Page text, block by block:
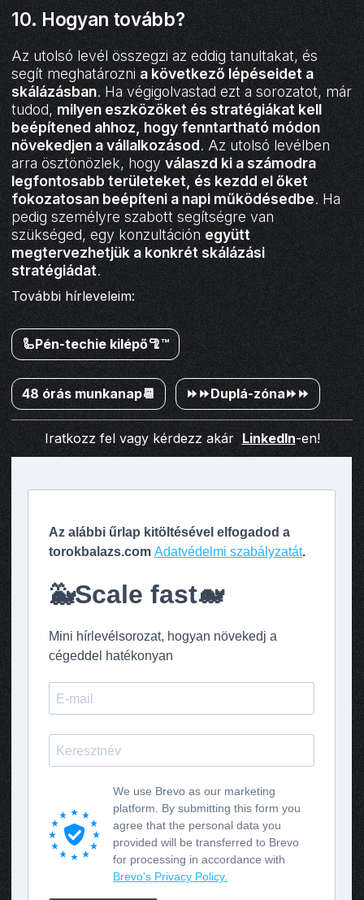
10. Hogyan tovább?
Az utolsó levél összegzi az eddig tanultakat, és
segít meghatározni a következő lépéseidet a
skálázásban. Ha végigolvastad ezt a sorozatot, már
tudod, milyen eszközöket és stratégiákat kell
beépítened ahhoz, hogy fenntartható módon
növekedjen a vállalkozásod. Az utolsó levélben
arra ösztönözlek, hogyválaszd ki a számodra
legfontosabb területeket, és kezdd el őket
fokozatosan beépíteni a napi működésedbe. Ha
pedig személyre szabott segítségre van
szükséged, egy konzultáción együtt
megtervezhetjük a konkrét skálázási
stratégiádat.
További hírleveleim:
🦾Pén-techie kilépő🦿™
48 órás munkanap📆 ⏩⏩Duplá-zóna⏩⏩
Iratkozz fel vagy kérdezz akár LinkedIn-en!